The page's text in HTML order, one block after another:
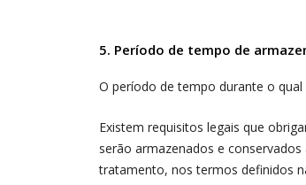
5. Período de tempo de
O período de tempo durante o
Existem requisitos legais que
serão armazenados e
tratamento, nos termos definidos